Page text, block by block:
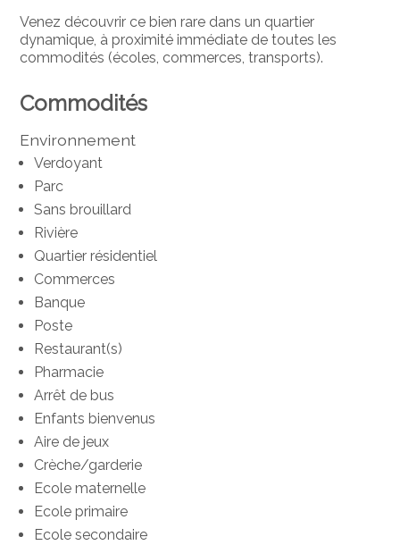
Venez découvrir ce bien rare dans un quartier
dynamique, à proximité immédiate de toutes les
commodités (écoles, commerces, transports).
Commodités
Environnement
Verdoyant
Parc
Sans brouillard
Rivière
Quartier résidentiel
Commerces
Banque
Poste
Restaurant(s)
Pharmacie
Arrêt de bus
Enfants bienvenus
Aire de jeux
Crèche/garderie
Ecole maternelle
Ecole primaire
Ecole secondaire